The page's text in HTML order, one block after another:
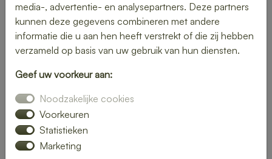
Heerlijke lunch bezorgen in
Zwiggelte – snel, vers en
gemakkelijk
je lunch bezorgen in Zwiggelte en kies uit een gevarieerd
menu van verse broodjes, gezonde salades en warme
maaltijden. Ideaal voor thuis of op kantoor.
Onze gerechten worden met liefde bereid en snel geleverd,
media-, advertentie- en analysepartners. Deze partners
kunnen deze gegevens combineren met andere
informatie die u aan hen heeft verstrekt of die zij hebben
verzameld op basis van uw gebruik van hun diensten.
Geef uw voorkeur aan:
Noodzakelijke cookies
Voorkeuren
Statistieken
Marketing